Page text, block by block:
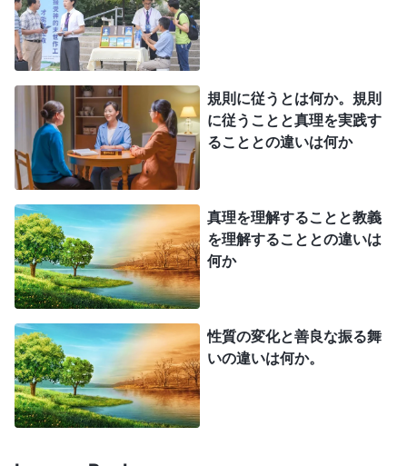
行動しなくなり、平静沈着となる。最も重要な点
は、神の現在の言葉と業に従えることであり、たと
えそれが人間の観念と一致しない場合でも、それら
の観念を捨てて、意図的に従うことができる、とい
うことである。過去に性質における変化について語
られた時は、それは主として自分を捨て去ること、
肉を苦しませること、自分の肉体を修練すること、
そして肉の好むものを自分から取り除くことに関す
るものであったが、これは性質における変化の一形
態である。今人々は、性質の変化の真の表れとは、
神の現在の言葉に服従すること、また同時に神の新
たな業を真に理解できるようになることであると知
っている。そうすることで、人々は、自分の観念の
中にある以前の神に関する理解を取り除き、神への
規則に従うとは何か。規則
に従うことと真理を実践す
ることとの違いは何か
真理を理解することと教義
を理解することとの違いは
何か
性質の変化と善良な振る舞
いの違いは何か。